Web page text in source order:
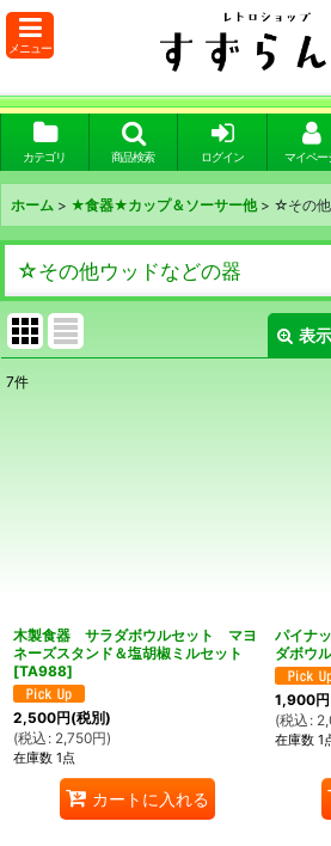
メニュー
カテゴリ 商品検索 ログイン マイペー
ホーム > ★食器★カップ＆ソーサー他 > ☆その
☆その他ウッドなどの器
表
7件
木製食器 サラダボウルセット マヨ
ネーズスタンド＆塩胡椒ミルセット
[TA988]
2,500円(税別)
(税込 : 2,750円)
在庫数 1点
カートに入れる
パイナ
ダボウ
1,900円
(税込 :
在庫数 1